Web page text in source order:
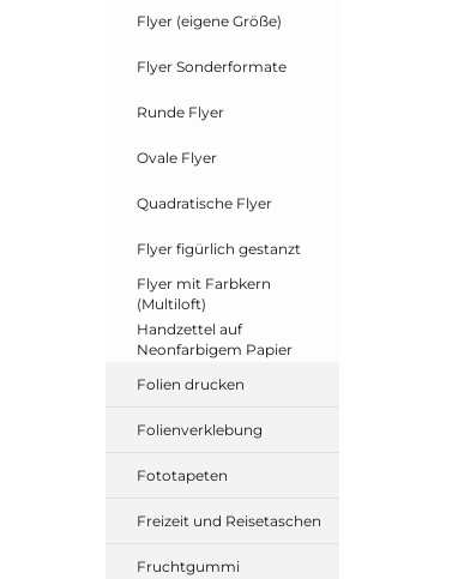
Flyer (eigene Größe)
Flyer Sonderformate
Runde Flyer
Ovale Flyer
Quadratische Flyer
Flyer figürlich gestanzt
Flyer mit Farbkern
(Multiloft)
Handzettel auf
Neonfarbigem Papier
Folien drucken
Folienverklebung
Fototapeten
Freizeit und Reisetaschen
Fruchtgummi